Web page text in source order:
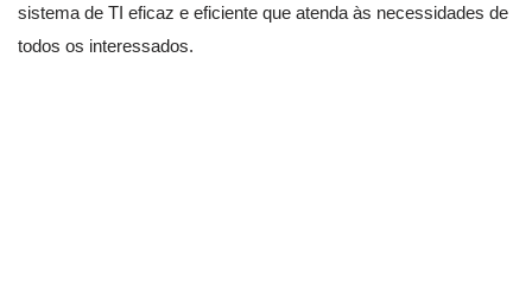
sistema de TI eficaz e eficiente que atenda às necessidades de
todos os interessados.